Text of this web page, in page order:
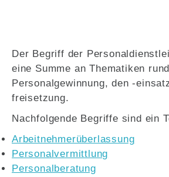
Der Begriff der
eine Summe an Thematiken
Personalgewinnung, den -
freisetzung.
Nachfolgende Begriffe sind ein
Arbeitnehmerüberlassung
Personalvermittlung
Personalberatung